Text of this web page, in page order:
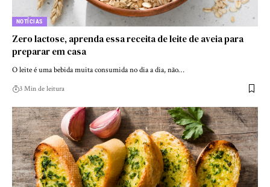
NOTÍCIAS
Zero lactose, aprenda essa receita de leite de aveia para
preparar em casa
O leite é uma bebida muita consumida no dia a dia, não…
3 Min de leitura